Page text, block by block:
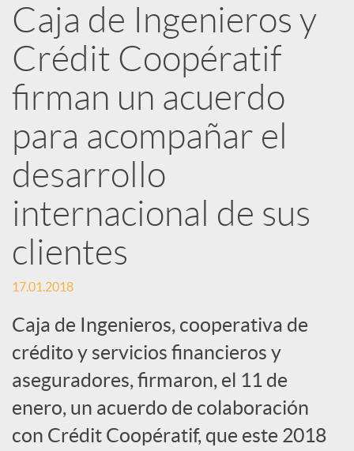
b
l
i
c
a
d
o
r
d
Caja de Ingenieros y
Crédit Coopératif
firman un acuerdo
para acompañar el
desarrollo
internacional de sus
clientes
17.01.2018
Caja de Ingenieros, cooperativa de
crédito y servicios financieros y
aseguradores, firmaron, el 11 de
enero, un acuerdo de colaboración
con Crédit Coopératif, que este 2018